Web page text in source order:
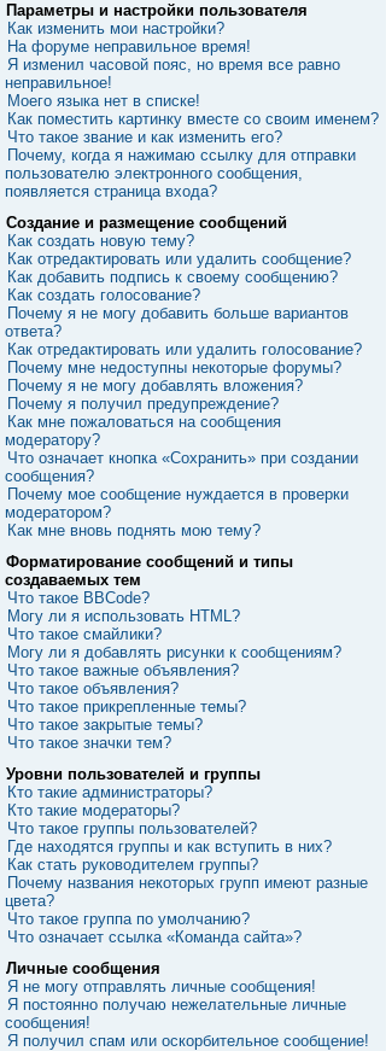
Параметры и настройки пользователя
Как изменить мои настройки?
На форуме неправильное время!
Я изменил часовой пояс, но время все равно
неправильное!
Моего языка нет в списке!
Как поместить картинку вместе со своим именем?
Что такое звание и как изменить его?
Почему, когда я нажимаю ссылку для отправки
пользователю электронного сообщения,
появляется страница входа?
Создание и размещение сообщений
Как создать новую тему?
Как отредактировать или удалить сообщение?
Как добавить подпись к своему сообщению?
Как создать голосование?
Почему я не могу добавить больше вариантов
ответа?
Как отредактировать или удалить голосование?
Почему мне недоступны некоторые форумы?
Почему я не могу добавлять вложения?
Почему я получил предупреждение?
Как мне пожаловаться на сообщения
модератору?
Что означает кнопка «Сохранить» при создании
сообщения?
Почему мое сообщение нуждается в проверки
модератором?
Как мне вновь поднять мою тему?
Форматирование сообщений и типы
создаваемых тем
Что такое BBCode?
Могу ли я использовать HTML?
Что такое смайлики?
Могу ли я добавлять рисунки к сообщениям?
Что такое важные объявления?
Что такое объявления?
Что такое прикрепленные темы?
Что такое закрытые темы?
Что такое значки тем?
Уровни пользователей и группы
Кто такие администраторы?
Кто такие модераторы?
Что такое группы пользователей?
Где находятся группы и как вступить в них?
Как стать руководителем группы?
Почему названия некоторых групп имеют разные
цвета?
Что такое группа по умолчанию?
Что означает ссылка «Команда сайта»?
Личные сообщения
Я не могу отправлять личные сообщения!
Я постоянно получаю нежелательные личные
сообщения!
Я получил спам или оскорбительное сообщение!